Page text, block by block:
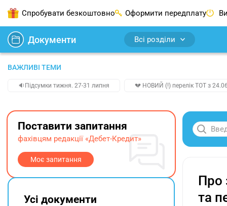
Спробувати безкоштовно Оформити передплату
Документи Всі розділи
ВАЖЛИВІ ТЕМИ
🔉Підсумки тижня. 27-31 липня 💔 НОВИЙ (!) перелік ТОТ з
Про
та
Поставити запитання
фахівцям редакції «Дебет-Кредит»
Моє запитання
Усі документи